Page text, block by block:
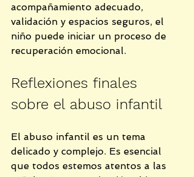
acompañamiento adecuado,
validación y espacios seguros, el
niño puede iniciar un proceso de
recuperación emocional.
Reflexiones finales
sobre el abuso infantil
El abuso infantil es un tema
delicado y complejo. Es esencial
que todos estemos atentos a las